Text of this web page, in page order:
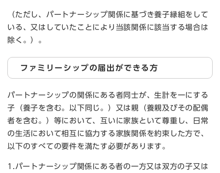
（ただし、パートナーシップ関係に基づき養子縁組をして
いる、又はしていたことにより当該関係に該当する場合は
除く。）。
ファミリーシップの届出ができる方
パートナーシップの関係にある者同士が、生計を一にする
子（養子を含む。以下同じ。）又は親（養親及びその配偶
者を含む。）等において、互いに家族といて尊重し、日常
の生活において相互に協力する家族関係を約束した方で、
以下のすべての要件を満たす必要があります。
1.パートナーシップ関係にある者の一方又は双方の子又は